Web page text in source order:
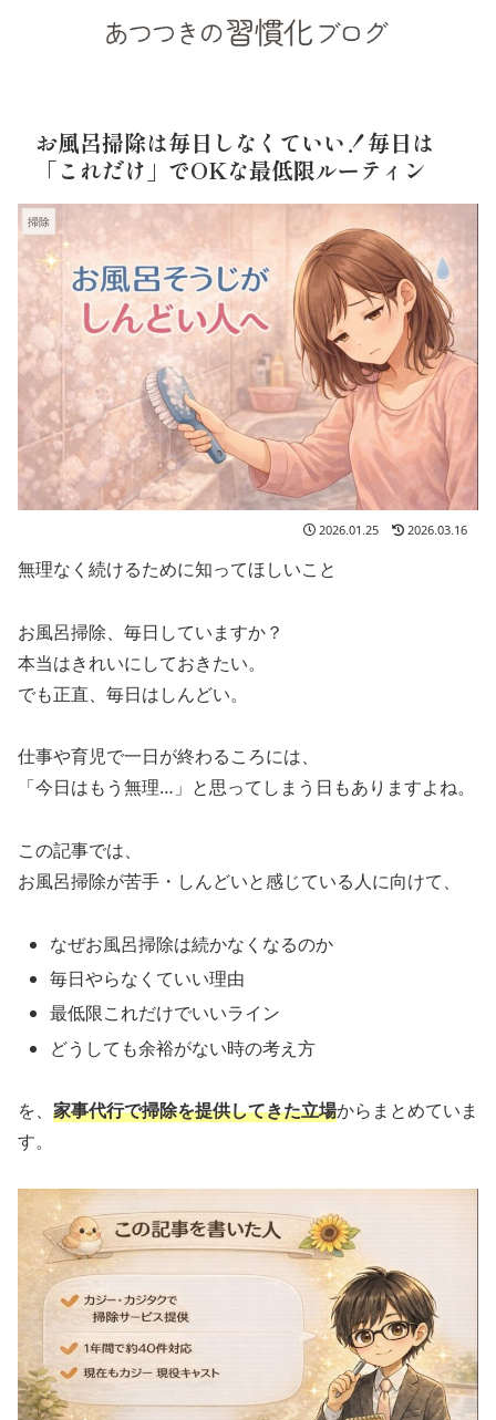
お風呂掃除は毎日しなくていい！毎日は
「これだけ」でOKな最低限ルーティン
掃除
2026.01.25 2026.03.16
無理なく続けるために知ってほしいこと
お風呂掃除、毎日していますか？
本当はきれいにしておきたい。
でも正直、毎日はしんどい。
仕事や育児で一日が終わるころには、
「今日はもう無理…」と思ってしまう日もありますよね。
この記事では、
お風呂掃除が苦手・しんどいと感じている人に向けて、
なぜお風呂掃除は続かなくなるのか
毎日やらなくていい理由
最低限これだけでいいライン
どうしても余裕がない時の考え方
を、 家事代行で掃除を提供してきた立場からまとめていま
す。